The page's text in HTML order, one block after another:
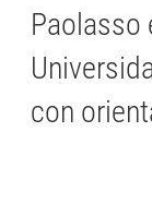
Paolasso
con